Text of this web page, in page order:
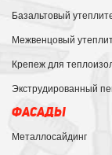
Базальтовый
Межвенцовый
Крепеж для
Экструдированный
ФАСАДЫ
Металлосайдинг